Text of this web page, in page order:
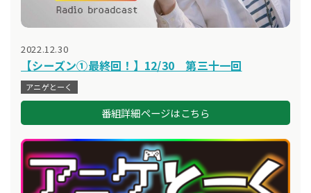
2022.12.30
【シーズン①最終回！】12/30 第三十一回
アニゲとーく
番組詳細ページはこちら